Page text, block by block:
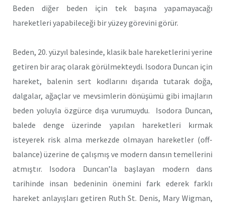
Beden diğer beden için tek başına yapamayacağı
hareketleri yapabileceği bir yüzey görevini görür.
Beden, 20. yüzyıl balesinde, klasik bale hareketlerini yerine
getiren bir araç olarak görülmekteydi. Isodora Duncan için
hareket, balenin sert kodlarını dışarıda tutarak doğa,
dalgalar, ağaçlar ve mevsimlerin dönüşümü gibi imajların
beden yoluyla özgürce dışa vurumuydu. Isodora Duncan,
balede denge üzerinde yapılan hareketleri kırmak
isteyerek risk alma merkezde olmayan hareketler (off-
balance) üzerine de çalışmış ve modern dansın temellerini
atmıştır. Isodora Duncan’la başlayan modern dans
tarihinde insan bedeninin önemini fark ederek farklı
hareket anlayışları getiren Ruth St. Denis, Mary Wigman,